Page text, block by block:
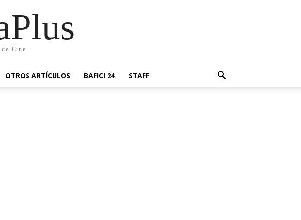
Cine
OTROS ARTÍCULOS BAFICI 24 STAFF